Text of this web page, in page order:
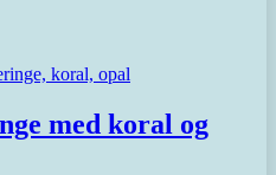
med koral og